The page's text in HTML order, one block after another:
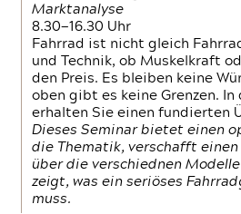
Marktanalyse
8.30—16.30 Uhr
Fahrrad ist nicht gleich
und Technik, ob Muskelkraft
den Preis. Es bleiben keine
oben gibt es keine Grenzen.
erhalten Sie einen fundierten
Dieses Seminar bietet einen
die Thematik, verschafft
über die verschiednen
zeigt, was ein seriöses
muss.